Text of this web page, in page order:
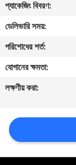
আমাদের
সাথে
যোগাযোগ
করুন
মামলা
প্যাকেজিং বিবরণ:
ডেলিভারি সময়:
পরিশোধের শর্ত:
যোগানের ক্ষমতা:
লক্ষণীয় করা: